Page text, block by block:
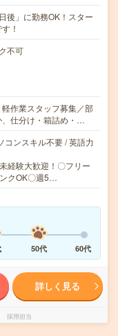
」に勤務OK！スター
！
不可
作業スタッフ募集／部
、仕分け・箱詰め・…
コンスキル不要 / 英語力
経験大歓迎！〇フリー
クOK〇週5…
50代 60代
詳しく見る
採用担当